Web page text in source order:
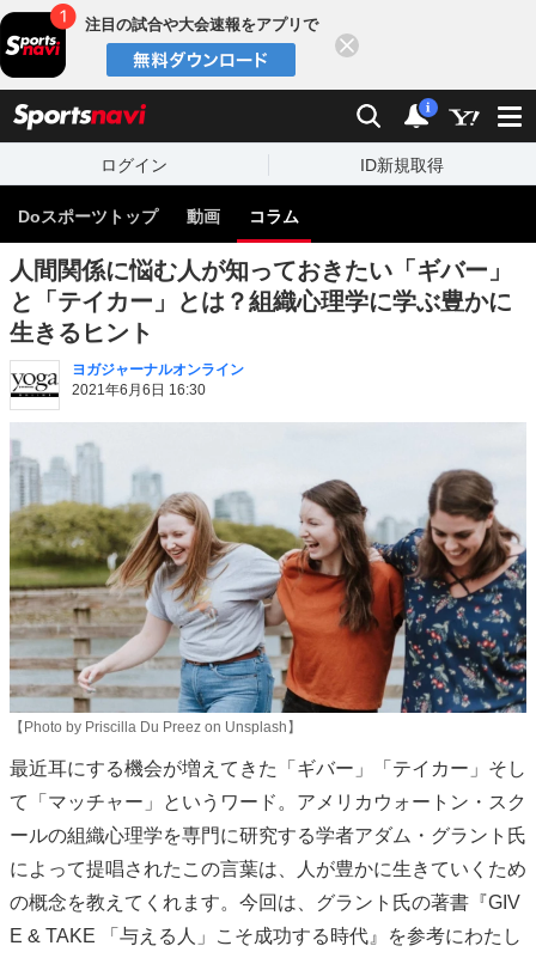
注目の試合や大会速報をアプリで
検索 通知
i
ログイン ID新規取得
Doスポーツトップ 動画 コラム
人間関係に悩む人が知っておきたい「ギバー」
と「テイカー」とは？組織心理学に学ぶ豊かに
生きるヒント
ヨガジャーナルオンライン
2021年6月6日 16:30
【Photo by Priscilla Du Preez on Unsplash】
最近耳にする機会が増えてきた「ギバー」「テイカー」そし
て「マッチャー」というワード。アメリカウォートン・スク
ールの組織心理学を専門に研究する学者アダム・グラント氏
によって提唱されたこの言葉は、人が豊かに生きていくため
の概念を教えてくれます。今回は、グラント氏の著書『GIV
E & TAKE 「与える人」こそ成功する時代』を参考にわたし